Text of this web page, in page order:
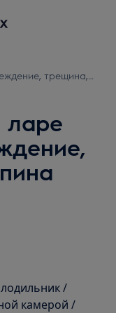
трещина,
ларе
/
камерой /